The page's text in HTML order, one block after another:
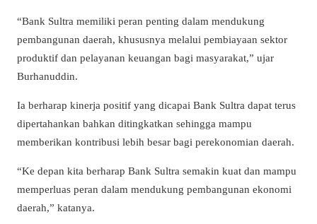
“Bank Sultra memiliki peran penting dalam mendukung
pembangunan daerah, khususnya melalui pembiayaan sektor
produktif dan pelayanan keuangan bagi masyarakat,” ujar
Burhanuddin.
Ia berharap kinerja positif yang dicapai Bank Sultra dapat terus
dipertahankan bahkan ditingkatkan sehingga mampu
memberikan kontribusi lebih besar bagi perekonomian daerah.
“Ke depan kita berharap Bank Sultra semakin kuat dan mampu
memperluas peran dalam mendukung pembangunan ekonomi
daerah,” katanya.